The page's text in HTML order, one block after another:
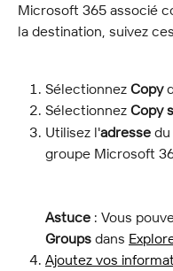
Microsoft 365 associé
la destination, suivez
Sélectionnez Copy
Sélectionnez Copy
Utilisez l'adresse du
groupe Microsoft
Astuce : Vous
Groups dans
Ajoutez vos